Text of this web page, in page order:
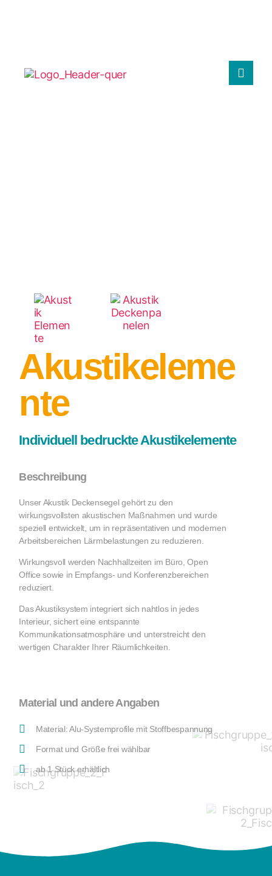
Akustikeleme
nte
Individuell bedruckte Akustikelemente
Beschreibung
Unser Akustik Deckensegel gehört zu den
wirkungsvollsten akustischen Maßnahmen und wurde
speziell entwickelt, um in repräsentativen und modernen
Arbeitsbereichen Lärmbelastungen zu reduzieren.
Wirkungsvoll werden Nachhallzeiten im Büro, Open
Office sowie in Empfangs- und Konferenzbereichen
reduziert.
Das Akustiksystem integriert sich nahtlos in jedes
Interieur, sichert eine entspannte
Kommunikationsatmosphäre und unterstreicht den
wertigen Charakter Ihrer Räumlichkeiten.
Material und andere Angaben
Material: Alu-Systemprofile mit Stoffbespannung
Format und Größe frei wählbar
ab 1 Stück erhältlich